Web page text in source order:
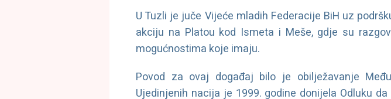
U Tuzli je juče Vijeće mladih Federacije BiH uz
akciju na Platou kod Ismeta i Meše, gdje su
mogućnostima koje imaju.
Povod za ovaj događaj bilo je obilježavanje
Ujedinjenih nacija je 1999. godine donijela Odluku